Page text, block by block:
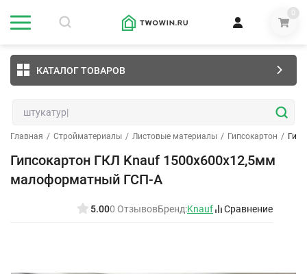
0
КАТАЛОГ ТОВАРОВ
Главная / Стройматериалы / Листовые материалы / Гипсокартон /
Гипсокартон ГКЛ Knauf 1500х600х12,5мм
малоформатный ГСП-А
5.000 ОтзывовБренд:Knauf Сравнение